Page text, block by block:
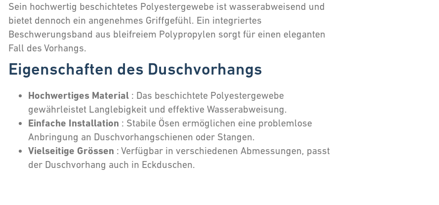
Sein hochwertig beschichtetes Polyestergewebe ist wasserabweisend und
bietet dennoch ein angenehmes Griffgefühl. Ein integriertes
Beschwerungsband aus bleifreiem Polypropylen sorgt für einen eleganten
Fall des Vorhangs.
Eigenschaften des Duschvorhangs
Hochwertiges Material : Das beschichtete Polyestergewebe
gewährleistet Langlebigkeit und effektive Wasserabweisung.
Einfache Installation : Stabile Ösen ermöglichen eine problemlose
Anbringung an Duschvorhangschienen oder Stangen.
Vielseitige Grössen : Verfügbar in verschiedenen Abmessungen, passt
der Duschvorhang auch in Eckduschen.